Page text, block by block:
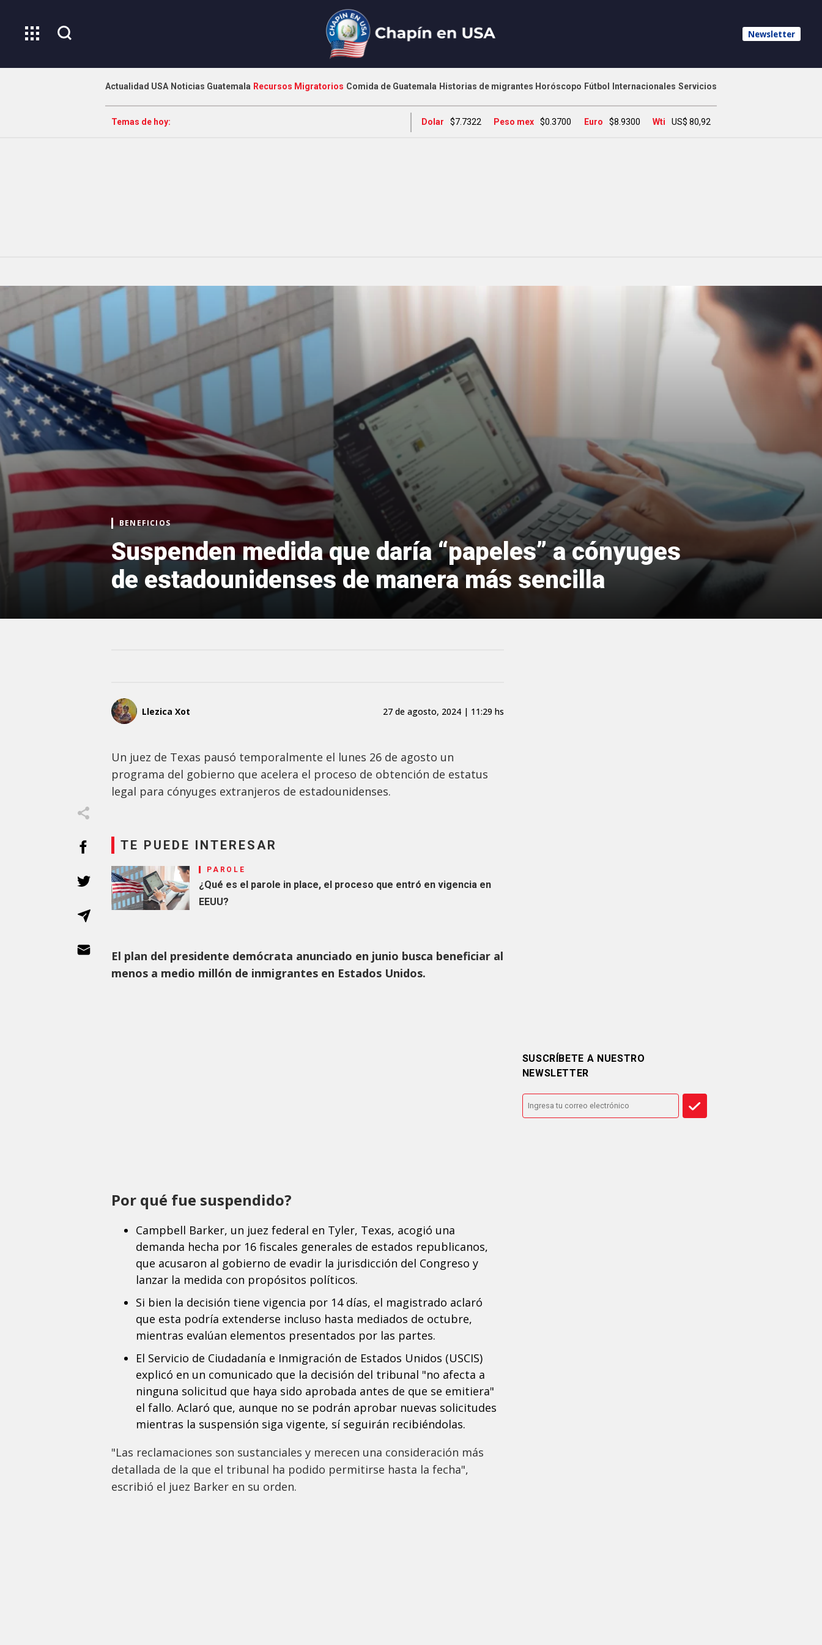
Newsletter
Actualidad USA Noticias Guatemala Recursos Migratorios Comida de Guatemala Historias de migrantes Horóscopo Fútbol Internacionales Servicios
Temas de hoy: Dolar $7.7322 Peso mex $0.3700 Euro $8.9300 Wti US$ 80,92
BENEFICIOS
Suspenden medida que daría “papeles” a cónyuges
de estadounidenses de manera más sencilla
Llezica Xot 27 de agosto, 2024 | 11:29 hs
Un juez de Texas pausó temporalmente el lunes 26 de agosto un
programa del gobierno que acelera el proceso de obtención de estatus
legal para cónyuges extranjeros de estadounidenses.
TE PUEDE INTERESAR
PAROLE
¿Qué es el parole in place, el proceso que entró en vigencia en
EEUU?
El plan del presidente demócrata anunciado en junio busca beneficiar al
menos a medio millón de inmigrantes en Estados Unidos.
Por qué fue suspendido?
Campbell Barker, un juez federal en Tyler, Texas, acogió una
demanda hecha por 16 fiscales generales de estados republicanos,
que acusaron al gobierno de evadir la jurisdicción del Congreso y
lanzar la medida con propósitos políticos.
Si bien la decisión tiene vigencia por 14 días, el magistrado aclaró
que esta podría extenderse incluso hasta mediados de octubre,
mientras evalúan elementos presentados por las partes.
El Servicio de Ciudadanía e Inmigración de Estados Unidos (USCIS)
explicó en un comunicado que la decisión del tribunal "no afecta a
ninguna solicitud que haya sido aprobada antes de que se emitiera"
el fallo. Aclaró que, aunque no se podrán aprobar nuevas solicitudes
mientras la suspensión siga vigente, sí seguirán recibiéndolas.
"Las reclamaciones son sustanciales y merecen una consideración más
detallada de la que el tribunal ha podido permitirse hasta la fecha",
escribió el juez Barker en su orden.
SUSCRÍBETE A NUESTRO
NEWSLETTER